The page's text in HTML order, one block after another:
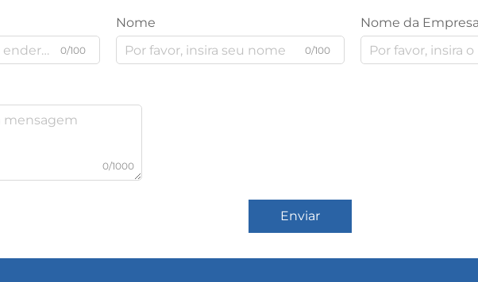
0/100
Nome
0/100
Nome da Empresa
0/1000
Enviar